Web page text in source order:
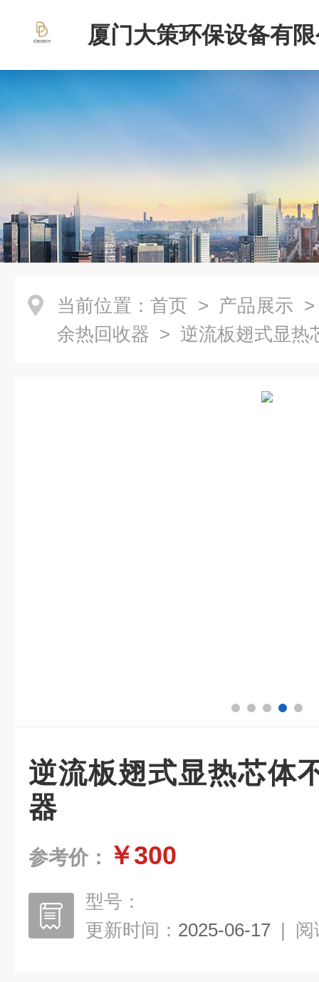
厦门大策环保设备有
当前位置： 首页 > 产品展示
余热回收器 > 逆流板翅式显热
逆流板翅式显热芯体
器
参考价： ￥300
型号：
更新时间： 2025-06-17 | 阅